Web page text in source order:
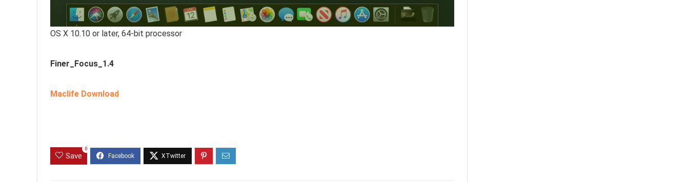
OS X 10.10 or later, 64-bit processor
Finer_Focus_1.4
Maclife Download
Save
0